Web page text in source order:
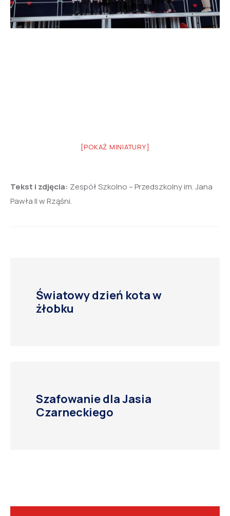
[POKAŻ MINIATURY]
Tekst i zdjęcia: Zespół Szkolno – Przedszkolny im. Jana
Pawła II w Rząśni.
Światowy dzień kota w
żłobku
Szafowanie dla Jasia
Czarneckiego